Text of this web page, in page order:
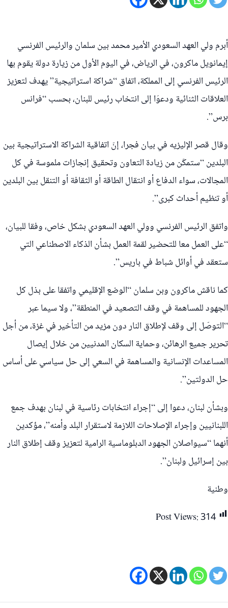
أبرم ولي العهد السعودي الأمير محمد بين سلمان والرئيس الفرنسي
إيمانويل ماكرون، في الرياض، في اليوم الأول من زيارة دولة يقوم بها
الرئيس الفرنسي إلى المملكة، اتفاق “شراكة استراتيجية” يهدف لتعزيز
العلاقات الثنائية ودعوَا إلى انتخاب رئيس للبنان، بحسب “فرانس
برس”.
وقال قصر الإليزيه في بيان فجرا، إنّ اتفاقية الشراكة الاستراتيجية بين
البلدين “ستمكّن من زيادة التعاون وتحقيق إنجازات ملموسة في كل
المجالات، سواء الدفاع أو انتقال الطاقة أو الثقافة أو التنقل بين البلدين
أو تنظيم أحداث كبرى”.
واتفق الرئيس الفرنسي وولي العهد السعودي بشكل خاص، وفقا للبيان،
“على العمل معا للتحضير لقمة العمل بشأن الذكاء الاصطناعي التي
ستعقد في أوائل شباط في باريس”.
كما ناقش ماكرون وبن سلمان “الوضع الإقليمي واتفقا على بذل كل
الجهود للمساهمة في وقف التصعيد في المنطقة”، ولا سيما عبر
“التوصّل إلى وقف لإطلاق النار دون مزيد من التأخير في غزة، من أجل
تحرير جميع الرهائن، وحماية السكان المدنيين من خلال إيصال
المساعدات الإنسانية والمساهمة في السعي إلى حل سياسي على أساس
حل الدولتين”.
وبشأن لبنان، دعوا إلى “إجراء انتخابات رئاسية في لبنان بهدف جمع
اللبنانيين وإجراء الإصلاحات اللازمة لاستقرار البلد وأمنه”، مؤكدين
أنهما “سيواصلان الجهود الدبلوماسية الرامية لتعزيز وقف إطلاق النار
بين إسرائيل ولبنان”.
وطنية
Post Views:314